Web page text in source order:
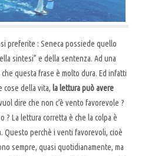
preferite : Seneca possiede quello
sintesi” e della sentenza. Ad una
questa frase è molto dura. Ed infatti
cose della vita, la lettura può avere
dire che non c’è vento favorevole ?
? La lettura corretta è che la colpa è
Questo perchè i venti favorevoli, cioè
sempre, quasi quotidianamente, ma